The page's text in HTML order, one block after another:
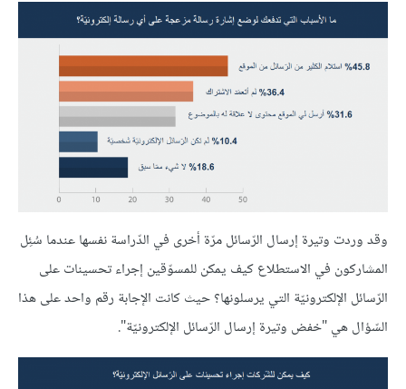
وقد وردت وتيرة إرسال الرّسائل مرّة أخرى في الدّراسة نفسها عندما سُئِل
المشاركون في الاستطلاع كيف يمكن للمسوّقين إجراء تحسينات على
الرّسائل الإلكترونيّة التي يرسلونها؟ حيث كانت الإجابة رقم واحد على هذا
السّؤال هي "خفض وتيرة إرسال الرّسائل الإلكترونيّة".